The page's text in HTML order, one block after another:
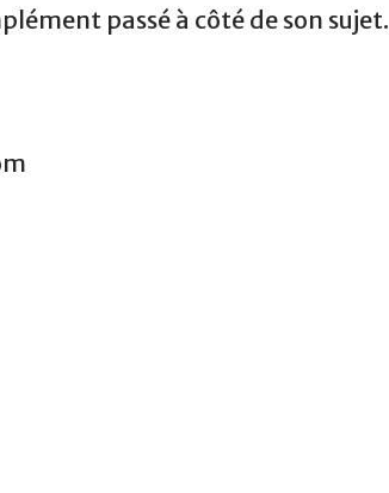
passé à côté de son sujet.